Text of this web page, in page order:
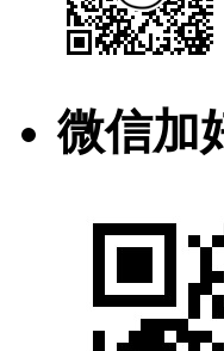
微信加